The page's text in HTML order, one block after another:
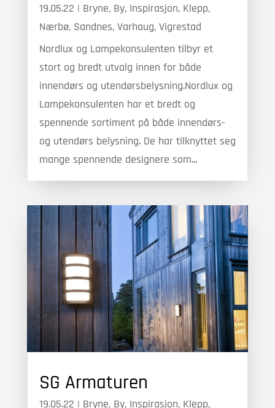
19.05.22 | Bryne, By, Inspirasjon, Klepp,
Nærbø, Sandnes, Varhaug, Vigrestad
Nordlux og Lampekonsulenten tilbyr et
stort og bredt utvalg innen for både
innendørs og utendørsbelysning.Nordlux og
Lampekonsulenten har et bredt og
spennende sortiment på både innendørs-
og utendørs belysning. De har tilknyttet seg
mange spennende designere som...
SG Armaturen
19.05.22 | Bryne, By, Inspirasjon, Klepp,